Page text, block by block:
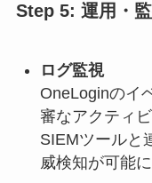
Step 5: 運用・
ログ監視
OneLoginのイ
審なアクティ
SIEMツールと
威検知が可能に